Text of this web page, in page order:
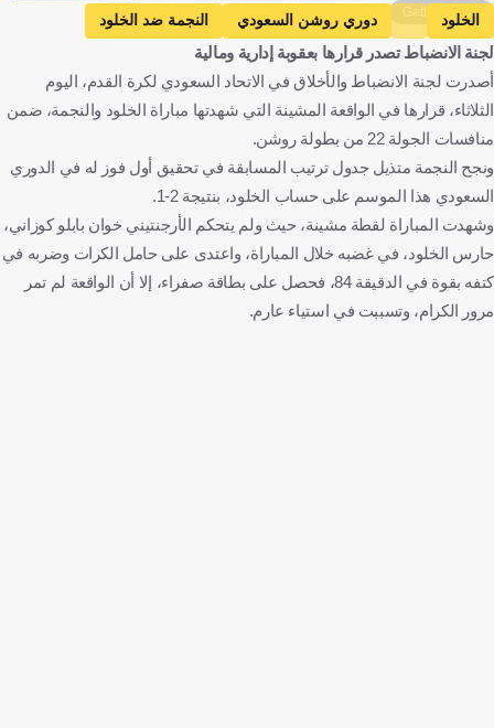
Getty Images
الخلود دوري روشن السعودي
النجمة ضد الخلود
النجمة
خوان كوزاني المملكة العربية السعودية
كرة قدم
لجنة الانضباط تصدر قرارها بعقوبة إدارية ومالية
أصدرت لجنة الانضباط والأخلاق في الاتحاد السعودي لكرة القدم، اليوم
الثلاثاء، قرارها في الواقعة المشينة التي شهدتها مباراة الخلود والنجمة، ضمن
منافسات الجولة 22 من بطولة روشن.
ونجح النجمة متذيل جدول ترتيب المسابقة في تحقيق أول فوز له في الدوري
السعودي هذا الموسم على حساب الخلود، بنتيجة 2-1.
وشهدت المباراة لقطة مشينة، حيث ولم يتحكم الأرجنتيني خوان بابلو كوزاني،
حارس الخلود، في غضبه خلال المباراة، واعتدى على حامل الكرات وضربه في
كتفه بقوة في الدقيقة 84، فحصل على بطاقة صفراء، إلا أن الواقعة لم تمر
مرور الكرام، وتسببت في استياء عارم.